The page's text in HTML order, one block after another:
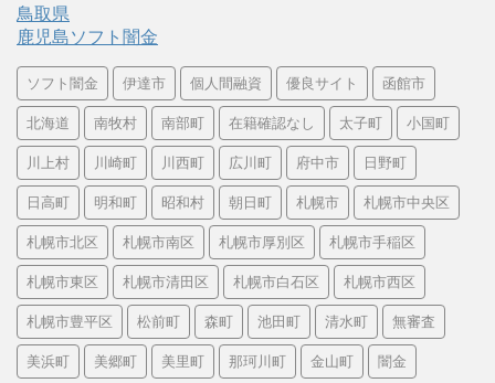
鳥取県
鹿児島ソフト闇金
ソフト闇金 伊達市 個人間融資 優良サイト 函館市
北海道 南牧村 南部町 在籍確認なし 太子町 小国町
川上村 川崎町 川西町 広川町 府中市 日野町
日高町 明和町 昭和村 朝日町 札幌市 札幌市中央区
札幌市北区 札幌市南区 札幌市厚別区 札幌市手稲区
札幌市東区 札幌市清田区 札幌市白石区 札幌市西区
札幌市豊平区 松前町 森町 池田町 清水町 無審査
美浜町 美郷町 美里町 那珂川町 金山町 闇金